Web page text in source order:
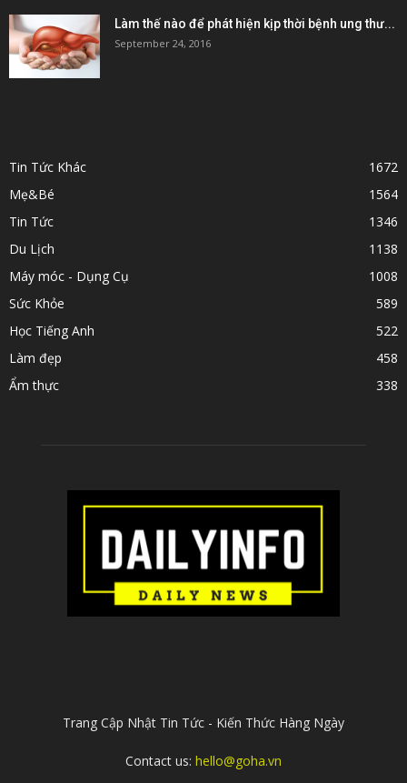
Làm thế nào để phát hiện kịp thời bệnh ung thư...
September 24, 2016
Tin Tức Khác
1672
Mẹ&Bé
1564
Tin Tức
1346
Du Lịch
1138
Máy móc - Dụng Cụ
1008
Sức Khỏe
589
Học Tiếng Anh
522
Làm đẹp
458
Ẩm thực
338
Trang Cập Nhật Tin Tức - Kiến Thức Hàng Ngày
Contact us: hello@goha.vn